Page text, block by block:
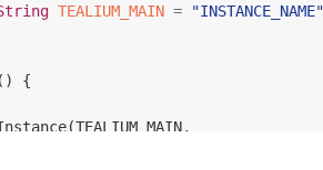
TEALIUM_MAIN = "INSTANCE_NAME"
()
{